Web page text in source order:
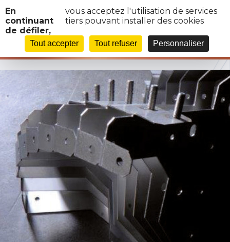
IMG1
Panneau de gestion des cookies
En
continuant
de défiler,
vous acceptez l'utilisation de services
tiers pouvant installer des cookies
Tout accepter Tout refuser Personnaliser